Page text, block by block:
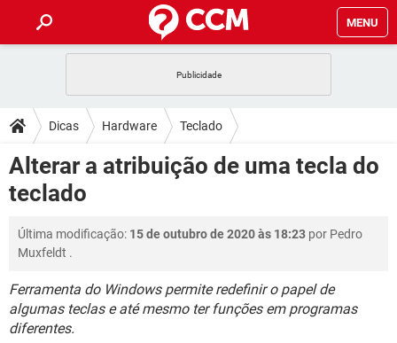
MENU
CELULAR FACEBOOK
OUTLOOK EXCEL
INSTAGRAM
DICAS
JOGOS WHATSAPP
CELULAR FACEBOOK
INSTAGRAM GMAIL
DOWNLOADS
JOGOS
OUTLOOK
INSTAGRAM GMAIL
GUIA DE COMPRAS
FÓRUM
JOGOS WHATSAPP
OUTLOOK EXCEL
INSTAGRAM
GLOSSÁRIO
JOGOS WHATSAPP
CELULAR FACEBOOK
Dicas Hardware Teclado
Alterar a atribuição de uma tecla do
teclado
Última modificação: 15 de outubro de 2020 às 18:23 por Pedro
Muxfeldt .
Ferramenta do Windows permite redefinir o papel de
algumas teclas e até mesmo ter funções em programas
diferentes.